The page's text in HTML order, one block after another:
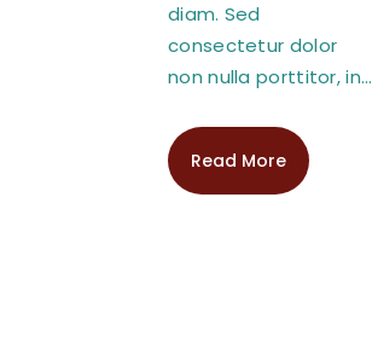
diam. Sed
consectetur dolor
non nulla porttitor, in…
Read More